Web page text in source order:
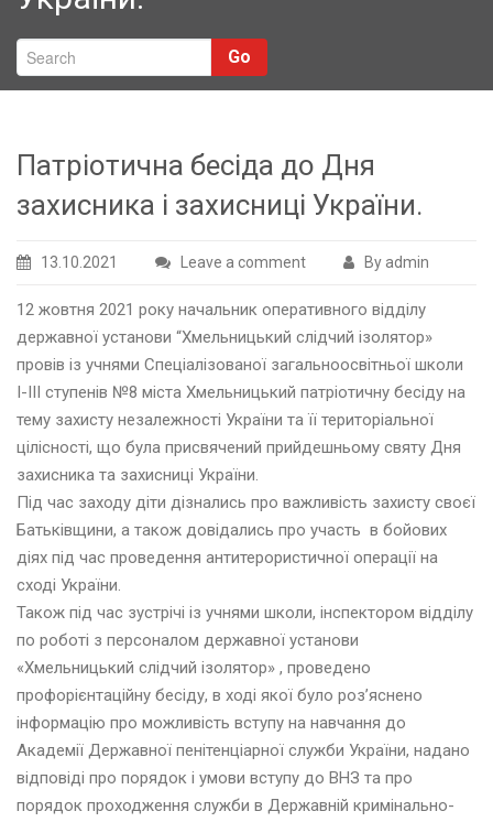
Go
Патріотична бесіда до Дня
захисника і захисниці України.
13.10.2021 Leave a comment By admin
12 жовтня 2021 року начальник оперативного відділу
державної установи “Хмельницький слідчий ізолятор»
провів із учнями Спеціалізованої загальноосвітньої школи
І-III ступенів №8 міста Хмельницький патріотичну бесіду на
тему захисту незалежності України та її територіальної
цілісності, що була присвячений прийдешньому святу Дня
захисника та захисниці України.
Під час заходу діти дізнались про важливість захисту своєї
Батьківщини, а також довідались про участь в бойових
діях під час проведення антитерористичної операції на
сході України.
Також під час зустрічі із учнями школи, інспектором відділу
по роботі з персоналом державної установи
«Хмельницький слідчий ізолятор» , проведено
профорієнтаційну бесіду, в ході якої було роз’яснено
інформацію про можливість вступу на навчання до
Академії Державної пенітенціарної служби України, надано
відповіді про порядок і умови вступу до ВНЗ та про
порядок проходження служби в Державній кримінально-